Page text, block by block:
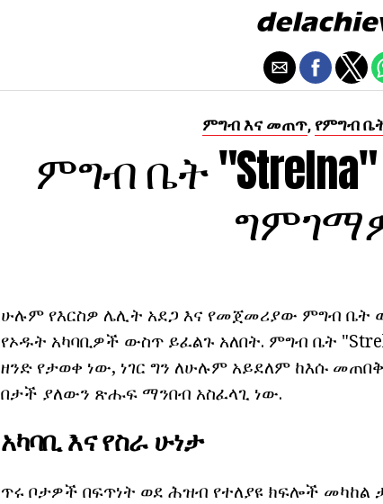
ምግብ እና መጠጥ, የምግብ
ምግብ ቤት
ሁሉም የእርስዎ ሌሊት አደጋ እና የመጀመሪያው ምግብ ቤት
የኦዱት አካባቢዎች ውስጥ ይፈልጉ አለበት. ምግብ ቤት
ዘንድ የታወቀ ነው, ነገር ግን ለሁሉም አይደለም ከእሱ
በታች ያለውን ጽሑፍ ማንበብ አስፈላጊ ነው.
አካባቢ እና የስራ ሁነታ
ጥሩ ቦታዎች በፍጥነት ወደ ሕዝብ የተለያዩ ክፍሎች መካከል